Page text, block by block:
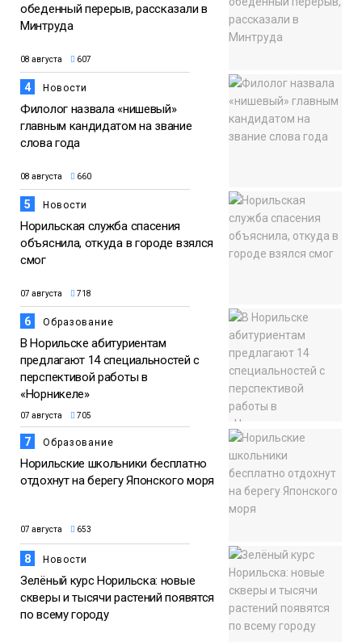
обеденный перерыв, рассказали в
Минтруда
08 августа 607
4 Новости
Филолог назвала «нишевый»
главным кандидатом на звание
слова года
08 августа 660
5 Новости
Норильская служба спасения
объяснила, откуда в городе взялся
смог
07 августа 718
6 Образование
В Норильске абитуриентам
предлагают 14 специальностей с
перспективой работы в
«Норникеле»
07 августа 705
7 Образование
Норильские школьники бесплатно
отдохнут на берегу Японского моря
07 августа 653
8 Новости
Зелёный курс Норильска: новые
скверы и тысячи растений появятся
по всему городу